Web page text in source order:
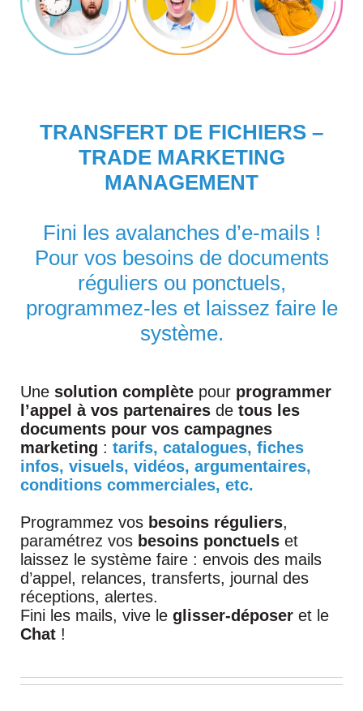
TRANSFERT DE FICHIERS –
TRADE MARKETING
MANAGEMENT
Fini les avalanches d’e-mails !
Pour vos besoins de documents
réguliers ou ponctuels,
programmez-les et laissez faire le
système.
Une solution complète pour programmer
l’appel à vos partenaires de tous les
documents pour vos campagnes
marketing : tarifs, catalogues, fiches
infos, visuels, vidéos, argumentaires,
conditions commerciales, etc.
Programmez vos besoins réguliers,
paramétrez vos besoins ponctuels et
laissez le système faire : envois des mails
d’appel, relances, transferts, journal des
réceptions, alertes.
Fini les mails, vive le glisser-déposer et le
Chat !